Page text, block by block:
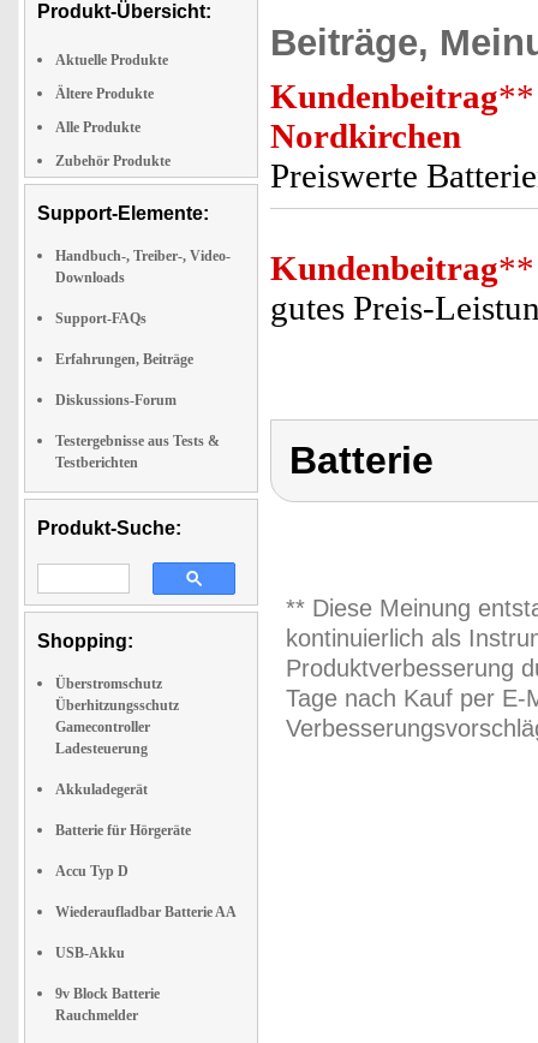
Produkt-Übersicht:
Aktuelle Produkte
Ältere Produkte
Alle Produkte
Zubehör Produkte
Support-Elemente:
Handbuch-, Treiber-, Video-
Downloads
Support-FAQs
Erfahrungen, Beiträge
Diskussions-Forum
Testergebnisse aus Tests &
Testberichten
Produkt-Suche:
Shopping:
Überstromschutz
Überhitzungsschutz
Gamecontroller
Ladesteuerung
Akkuladegerät
Batterie für Hörgeräte
Accu Typ D
Wiederaufladbar Batterie AA
USB-Akku
9v Block Batterie
Rauchmelder
Beiträge,
Kundenbeitrag**
Nordkirchen
Preiswerte
Kundenbeitrag**
gutes Preis-
Batterie
** Diese Meinung
kontinuierlich als
Produktverbesserung
Tage nach Kauf per E-